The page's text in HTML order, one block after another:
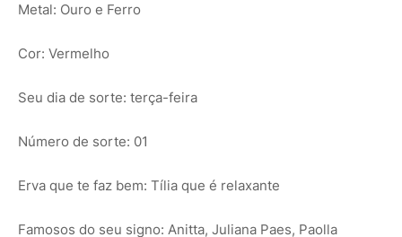
Metal: Ouro e Ferro
Cor: Vermelho
Seu dia de sorte: terça-feira
Número de sorte: 01
Erva que te faz bem: Tília que é relaxante
Famosos do seu signo: Anitta, Juliana Paes, Paolla